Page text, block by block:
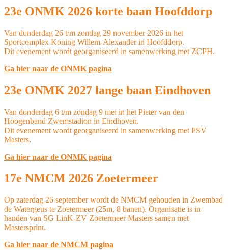
23e ONMK 2026 korte baan Hoofddorp
Van donderdag 26 t/m zondag 29 november 2026 in het
Sportcomplex Koning Willem-Alexander in Hoofddorp.
Dit evenement wordt georganiseerd in samenwerking met ZCPH.
Ga hier naar de ONMK pagina
23e ONMK 2027 lange baan Eindhoven
Van donderdag 6 t/m zondag 9 mei in het Pieter van den
Hoogenband Zwemstadion in Eindhoven.
Dit evenement wordt georganiseerd in samenwerking met PSV
Masters.
Ga hier naar de ONMK pagina
17e NMCM 2026 Zoetermeer
Op zaterdag 26 september wordt de NMCM gehouden in Zwembad
de Watergeus te Zoetermeer (25m, 8 banen). Organisatie is in
handen van SG LinK-ZV Zoetermeer Masters samen met
Mastersprint.
Ga hier naar de NMCM pagina